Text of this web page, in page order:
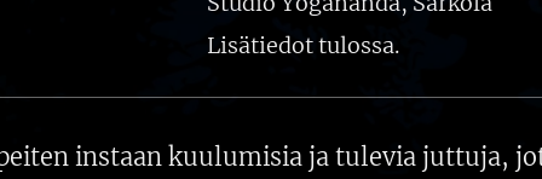
Lisätiedot tulossa.
instaan kuulumisia ja tulevia juttuja,